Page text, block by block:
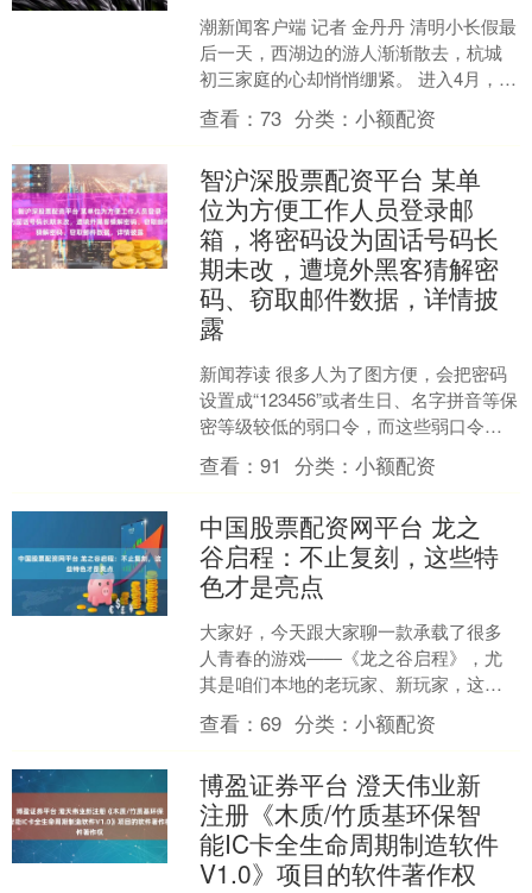
潮新闻客户端 记者 金丹丹 清明小长假最
后一天，西湖边的游人渐渐散去，杭城
初三家庭的心却悄悄绷紧。 进入4月，最
牵动人心的莫过于即将到来的“一模”考
试。作为中考....
查看：73 分类：小额配资
智沪深股票配资平台 某单
位为方便工作人员登录邮
箱，将密码设为固话号码长
期未改，遭境外黑客猜解密
码、窃取邮件数据，详情披
露
新闻荐读 很多人为了图方便，会把密码
设置成“123456”或者生日、名字拼音等保
密等级较低的弱口令，而这些弱口令在
现代的网络技术面前早已沦为 “纸糊的屏
障”。 ....
查看：91 分类：小额配资
中国股票配资网平台 龙之
谷启程：不止复刻，这些特
色才是亮点
大家好，今天跟大家聊一款承载了很多
人青春的游戏——《龙之谷启程》，尤
其是咱们本地的老玩家、新玩家，这份
专属惊喜可别错过！ 说实话，做IP续
作、做经典复刻，真的太....
查看：69 分类：小额配资
博盈证券平台 澄天伟业新
注册《木质/竹质基环保智
能IC卡全生命周期制造软件
V1.0》项目的软件著作权